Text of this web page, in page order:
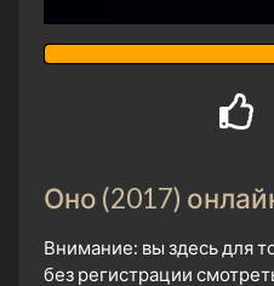
Оно (2017)
Внимание: вы здесь для
без регистрации